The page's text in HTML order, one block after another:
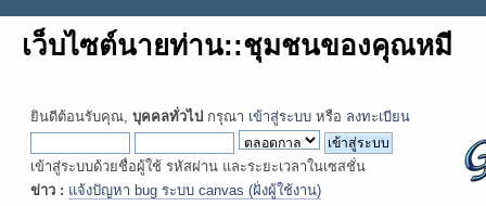
เว็บไซต์นายท่าน::ชุมชนของคุณหมี
ยินดีต้อนรับคุณ, บุคคลทั่วไป กรุณา เข้าสู่ระบบ หรือ ลงทะเบียน
เข้าสู่ระบบด้วยชื่อผู้ใช้ รหัสผ่าน และระยะเวลาในเซสชั่น
ข่าว : แจ้งปัญหา bug ระบบ canvas (ฝั่งผู้ใช้งาน)